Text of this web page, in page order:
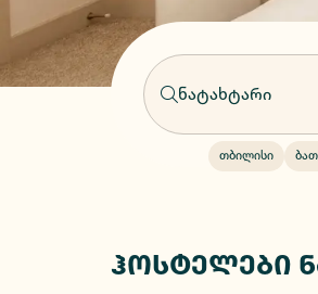
თბილისი
ჰოსტელები